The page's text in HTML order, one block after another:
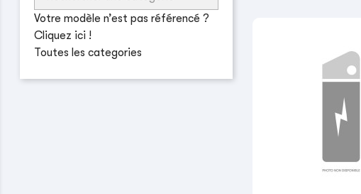
Votre modèle n’est pas référencé ?
Cliquez ici !
Toutes les categories